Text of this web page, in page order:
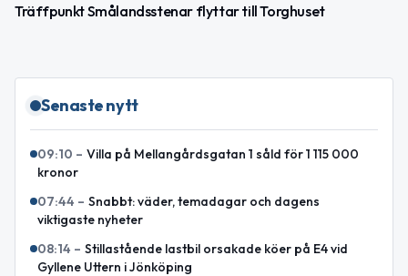
Träffpunkt Smålandsstenar flyttar till Torghuset
Senaste nytt
09:10 – Villa på Mellangårdsgatan 1 såld för 1 115 000
kronor
07:44 – Snabbt: väder, temadagar och dagens
viktigaste nyheter
08:14 – Stillastående lastbil orsakade köer på E4 vid
Gyllene Uttern i Jönköping